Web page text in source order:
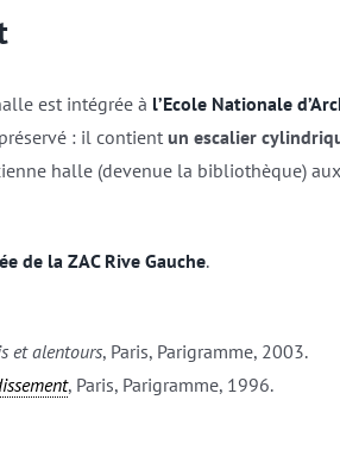
est intégrée à l’Ecole Nationale
: il contient un escalier
halle (devenue la bibliothèque)
de la ZAC Rive Gauche.
et alentours, Paris, Parigramme, 2003.
, Paris, Parigramme, 1996.